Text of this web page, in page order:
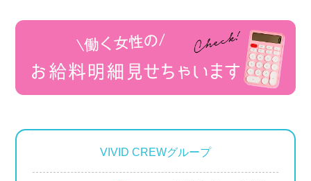
VIVID CREWグループ